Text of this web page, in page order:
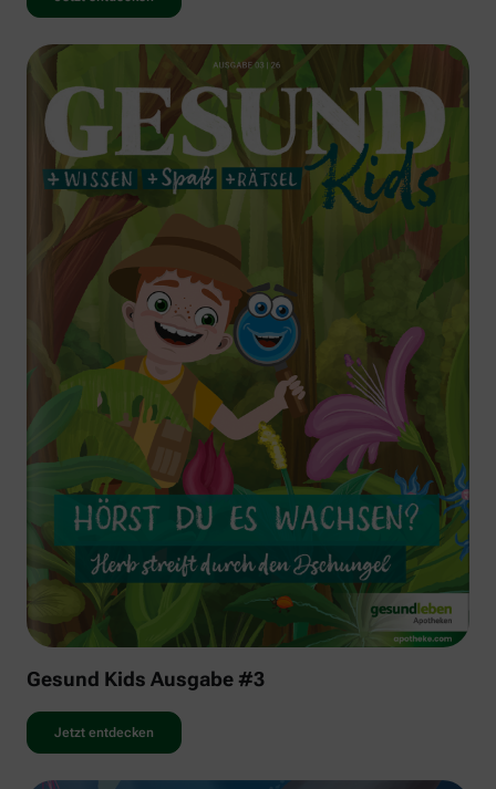
Gesund Kids Ausgabe #3
Jetzt entdecken